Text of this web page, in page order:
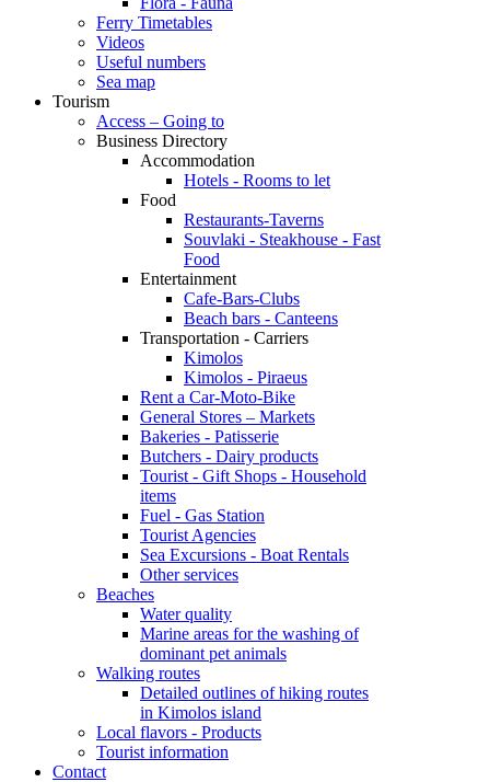
Ferry Timetables
Videos
Useful numbers
Sea map
Tourism
Access – Going to
Business Directory
Accommodation
Hotels - Rooms to let
Food
Restaurants-Taverns
Souvlaki - Steakhouse - Fast
Food
Entertainment
Cafe-Bars-Clubs
Beach bars - Canteens
Transportation - Carriers
Kimolos
Kimolos - Piraeus
Rent a Car-Moto-Bike
General Stores – Markets
Bakeries - Patisserie
Butchers - Dairy products
Tourist - Gift Shops - Household
items
Fuel - Gas Station
Tourist Agencies
Sea Excursions - Boat Rentals
Other services
Beaches
Water quality
Marine areas for the washing of
dominant pet animals
Walking routes
Detailed outlines of hiking routes
in Kimolos island
Local flavors - Products
Tourist information
Contact